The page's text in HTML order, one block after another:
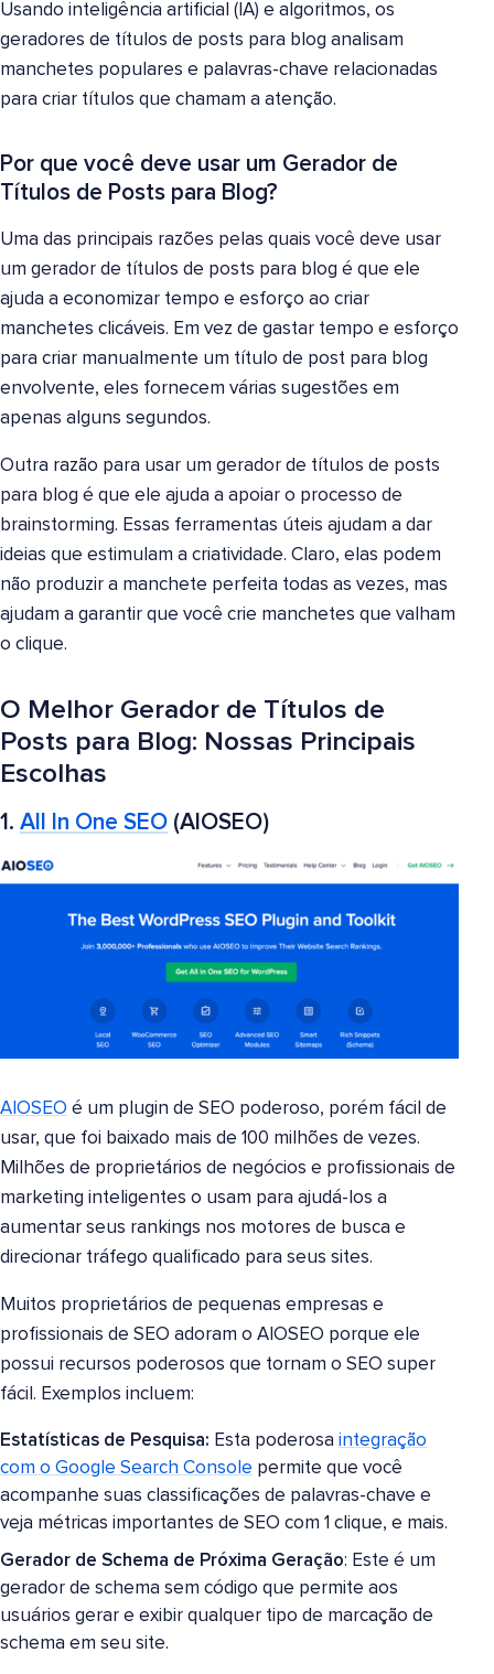
Usando inteligência artificial (IA) e algoritmos, os
geradores de títulos de posts para blog analisam
manchetes populares e palavras-chave relacionadas
para criar títulos que chamam a atenção.
Por que você deve usar um Gerador de
Títulos de Posts para Blog?
Uma das principais razões pelas quais você deve usar
um gerador de títulos de posts para blog é que ele
ajuda a economizar tempo e esforço ao criar
manchetes clicáveis. Em vez de gastar tempo e esforço
para criar manualmente um título de post para blog
envolvente, eles fornecem várias sugestões em
apenas alguns segundos.
Outra razão para usar um gerador de títulos de posts
para blog é que ele ajuda a apoiar o processo de
brainstorming. Essas ferramentas úteis ajudam a dar
ideias que estimulam a criatividade. Claro, elas podem
não produzir a manchete perfeita todas as vezes, mas
ajudam a garantir que você crie manchetes que valham
o clique.
O Melhor Gerador de Títulos de
Posts para Blog: Nossas Principais
Escolhas
1. All In One SEO (AIOSEO)
AIOSEO é um plugin de SEO poderoso, porém fácil de
usar, que foi baixado mais de 100 milhões de vezes.
Milhões de proprietários de negócios e profissionais de
marketing inteligentes o usam para ajudá-los a
aumentar seus rankings nos motores de busca e
direcionar tráfego qualificado para seus sites.
Muitos proprietários de pequenas empresas e
profissionais de SEO adoram o AIOSEO porque ele
possui recursos poderosos que tornam o SEO super
fácil. Exemplos incluem:
Estatísticas de Pesquisa: Esta poderosa integração
com o Google Search Console permite que você
acompanhe suas classificações de palavras-chave e
veja métricas importantes de SEO com 1 clique, e mais.
Gerador de Schema de Próxima Geração: Este é um
gerador de schema sem código que permite aos
usuários gerar e exibir qualquer tipo de marcação de
schema em seu site.